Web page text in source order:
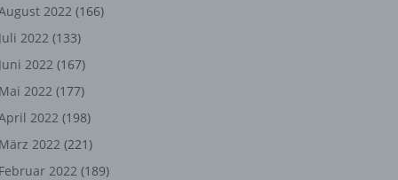
2022 (166)
Juli 2022 (133)
Juni 2022 (167)
Mai 2022 (177)
2022 (198)
März 2022 (221)
Februar 2022 (189)
oder